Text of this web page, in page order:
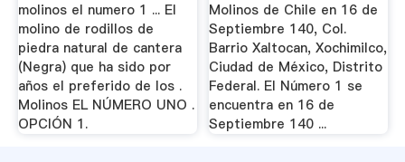
molinos el numero 1 ... El
molino de rodillos de
piedra natural de cantera
(Negra) que ha sido por
años el preferido de los .
Molinos EL NÚMERO UNO .
OPCIÓN 1.
Molinos de Chile en 16 de
Septiembre 140, Col.
Barrio Xaltocan, Xochimilco,
Ciudad de México, Distrito
Federal. El Número 1 se
encuentra en 16 de
Septiembre 140 ...